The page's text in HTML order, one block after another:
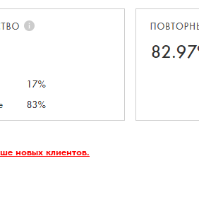
новых клиентов.